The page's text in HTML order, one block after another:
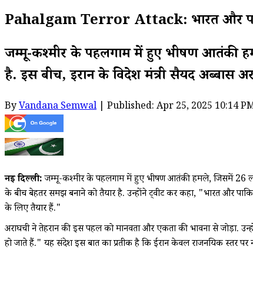
Pahalgam Terror Attack: भारत और
जम्मू-कश्मीर के पहलगाम में हुए भीषण आतंकी
है. इस बीच, ईरान के विदेश मंत्री सैयद अब्बास
ByVandana Semwal | Published: Apr 25, 2025 10:14
नई दिल्ली:जम्मू-कश्मीर के पहलगाम में हुए भीषण आतंकी हमले, जिसमें 26
के बीच बेहतर समझ बनाने को तैयार है. उन्होंने ट्वीट कर कहा, "भारत और
के लिए तैयार हैं."
अराघची ने तेहरान की इस पहल को मानवता और एकता की भावना से जोड़ा.
हो जाते हैं." यह संदेश इस बात का प्रतीक है कि ईरान केवल राजनयिक स्तर पर